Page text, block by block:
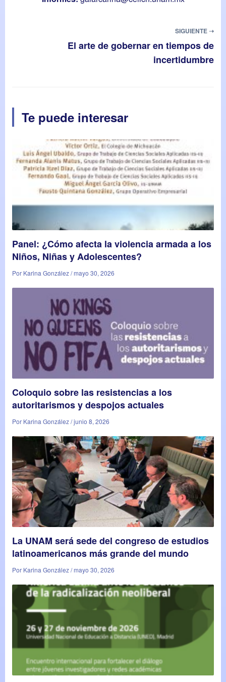
SIGUIENTE ➝
El arte de gobernar en tiempos de
incertidumbre
Te puede interesar
Panel: ¿Cómo afecta la violencia armada a los
Niños, Niñas y Adolescentes?
Por Karina González / mayo 30, 2026
Coloquio sobre las resistencias a los
autoritarismos y despojos actuales
Por Karina González / junio 8, 2026
La UNAM será sede del congreso de estudios
latinoamericanos más grande del mundo
Por Karina González / mayo 30, 2026